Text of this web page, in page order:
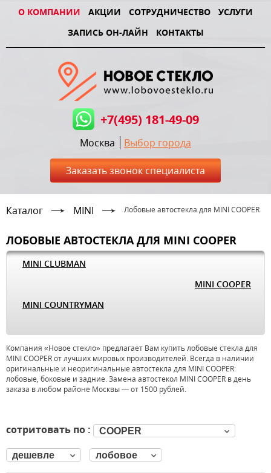
О КОМПАНИИ АКЦИИ СОТРУДНИЧЕСТВО
УСЛУГИ
ЗАПИСЬ ОН-ЛАЙН
КОНТАКТЫ
+7(495) 181-49-09
Москва Выбор города
Заказать звонок специалиста
Каталог MINI Лобовые автостекла для MINI COOPER
ЛОБОВЫЕ АВТОСТЕКЛА ДЛЯ MINI COOPER
MINI CLUBMAN
MINI COOPER
MINI COUNTRYMAN
Компания «Новое стекло» предлагает Вам купить лобовые стекла для
MINI COOPER от лучших мировых производителей. Всегда в наличии
оригинальные и неоригинальные автостекла для MINI COOPER:
лобовые, боковые и задние. Замена автостекол MINI COOPER в день
заказа в любом районе Москвы — от 1500 рублей.
сотритовать по : COOPER
дешевле лобовое